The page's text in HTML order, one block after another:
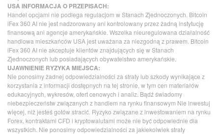
USA INFORMACJA O PRZEPISACH:
Handel opcjami nie podlega regulacjom w Stanach Zjednoczonych. Bitcoin
iFex 360 AI nie jest nadzorowany ani kontrolowany przez żadną instytucję
finansową ani agencje amerykańskie. Wszelka nieuregulowana działalność
handlowa mieszkańców USA jest uważana za niezgodną z prawem. Bitcoin
iFex 360 AI nie akceptuje klientów znajdujących się w Stanach
Zjednoczonych lub posiadających obywatelstwo amerykańskie.
UJAWNIENIE RYZYKA MIEJSCA:
Nie ponosimy żadnej odpowiedzialności za straty lub szkody wynikające z
korzystania z informacji dostępnych na tej stronie, w tym cen materiałów
edukacyjnych, wykresów, ofert cenowych i analiz. Bądź świadomy
niebezpieczeństw związanych z handlem na rynku finansowym Nie inwestuj
więcej, niż jesteś gotów stracić. Ryzyko związane z inwestowaniem na rynku
Forex, kontraktami CFD i kryptowalutami może nie być odpowiednie dla
wszystkich. Nie ponosimy odpowiedzialności za jakiekolwiek straty